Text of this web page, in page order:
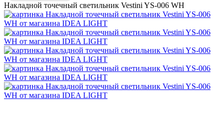
Накладной точечный светильник Vestini YS-006 WH